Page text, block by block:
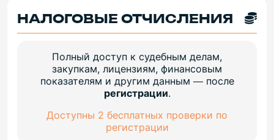
НАЛОГОВЫЕ ОТЧИСЛЕНИЯ
Полный доступ к судебным делам,
закупкам, лицензиям, финансовым
показателям и другим данным — после
регистрации.
Доступны 2 бесплатных проверки по
регистрации